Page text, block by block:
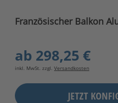
Französischer Balkon
ab 298,25 €
inkl. MwSt. zzgl. Versandkosten
JETZT